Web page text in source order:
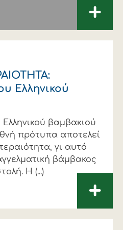
+
Ελληνικού
βαμβακιού
πρότυπα αποτελεί
γι αυτό
βάμβακος
Η (...)
+